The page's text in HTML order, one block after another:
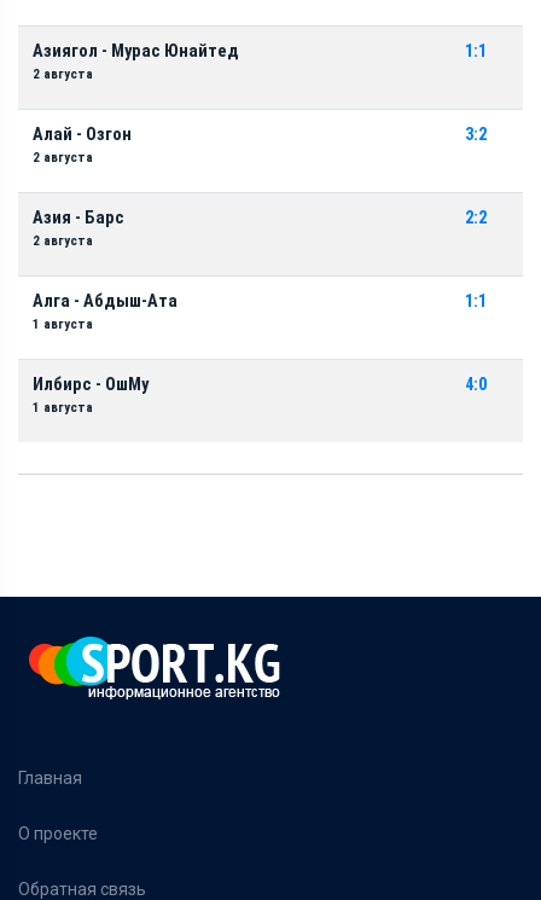
Азиягол - Мурас Юнайтед
2 августа
1:1
Алай - Озгон
2 августа
3:2
Азия - Барс
2 августа
2:2
Алга - Абдыш-Ата
1 августа
1:1
Илбирс - ОшМу
1 августа
4:0
Главная
О проекте
Обратная связь